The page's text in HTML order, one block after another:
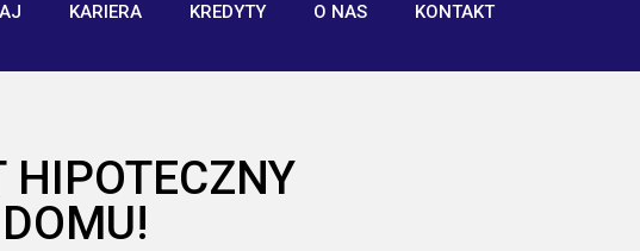
KARIERA KREDYTY O NAS KONTAKT